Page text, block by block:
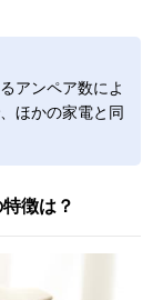
アンペア数によ
ほかの家電と同
徴は？